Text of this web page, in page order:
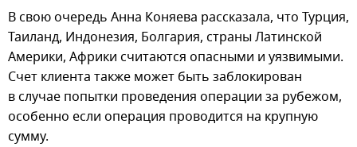
В свою очередь Анна Коняева рассказала, что Турция,
Таиланд, Индонезия, Болгария, страны Латинской
Америки, Африки считаются опасными и уязвимыми.
Счет клиента также может быть заблокирован
в случае попытки проведения операции за рубежом,
особенно если операция проводится на крупную
сумму.